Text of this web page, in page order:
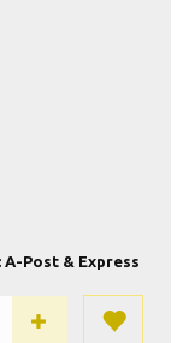
Post & Express